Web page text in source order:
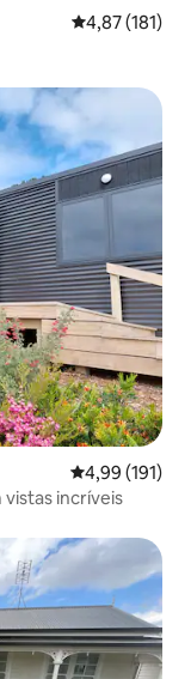
4,87 de uma
4,87 (181)
4,99 de uma
4,99 (191)
incríveis